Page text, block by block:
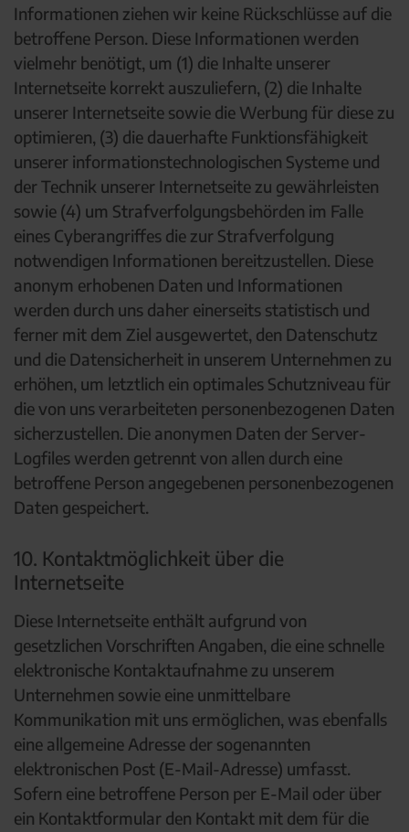
Informationen ziehen wir keine Rückschlüsse auf die
betroffene Person. Diese Informationen werden
vielmehr benötigt, um (1) die Inhalte unserer
Internetseite korrekt auszuliefern, (2) die Inhalte
unserer Internetseite sowie die Werbung für diese zu
optimieren, (3) die dauerhafte Funktionsfähigkeit
unserer informationstechnologischen Systeme und
der Technik unserer Internetseite zu gewährleisten
sowie (4) um Strafverfolgungsbehörden im Falle
eines Cyberangriffes die zur Strafverfolgung
notwendigen Informationen bereitzustellen. Diese
anonym erhobenen Daten und Informationen
werden durch uns daher einerseits statistisch und
ferner mit dem Ziel ausgewertet, den Datenschutz
und die Datensicherheit in unserem Unternehmen zu
erhöhen, um letztlich ein optimales Schutzniveau für
die von uns verarbeiteten personenbezogenen Daten
sicherzustellen. Die anonymen Daten der Server-
Logfiles werden getrennt von allen durch eine
betroffene Person angegebenen personenbezogenen
Daten gespeichert.
10. Kontaktmöglichkeit über die
Internetseite
Diese Internetseite enthält aufgrund von
gesetzlichen Vorschriften Angaben, die eine schnelle
elektronische Kontaktaufnahme zu unserem
Unternehmen sowie eine unmittelbare
Kommunikation mit uns ermöglichen, was ebenfalls
eine allgemeine Adresse der sogenannten
elektronischen Post (E-Mail-Adresse) umfasst.
Sofern eine betroffene Person per E-Mail oder über
ein Kontaktformular den Kontakt mit dem für die